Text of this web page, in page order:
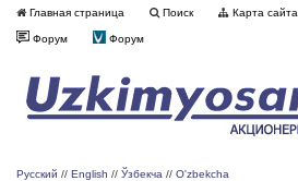
Главная страница Поиск Карта сайта
Форум Форум
Русский // English // Ўзбекча // O'zbekcha